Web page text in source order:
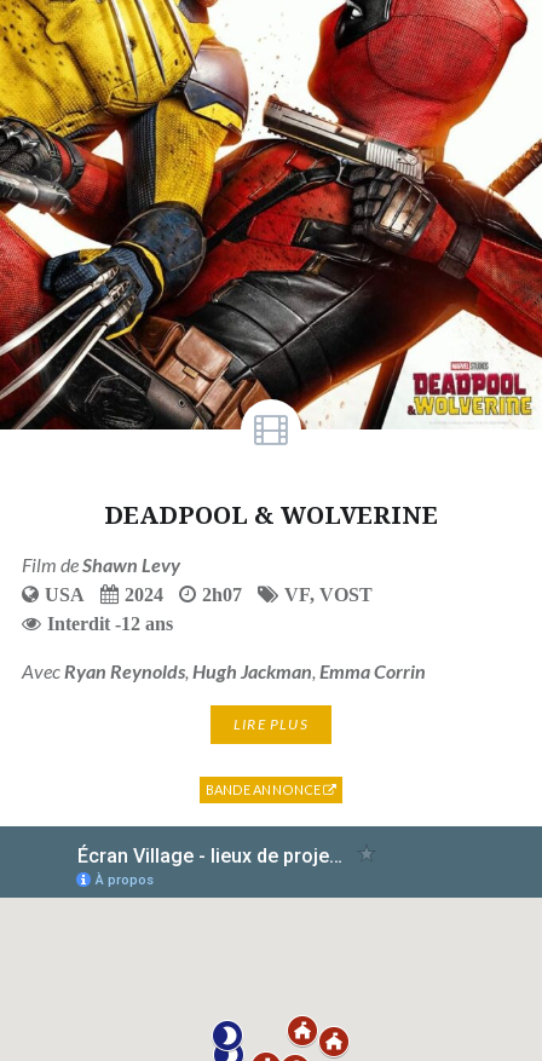
DEADPOOL & WOLVERINE
Film de Shawn Levy
USA 2024 2h07 VF, VOST
Interdit -12 ans
Avec Ryan Reynolds, Hugh Jackman Emma Corrin
LIRE PLUS
BANDE ANNONCE